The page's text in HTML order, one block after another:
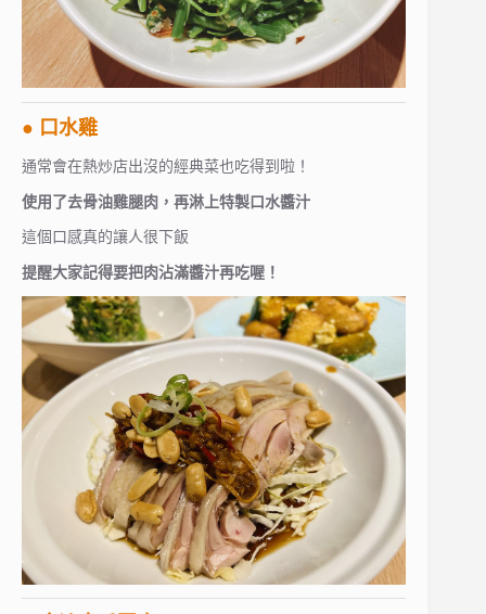
● 口水雞
通常會在熱炒店出沒的經典菜也吃得到啦！
使用了去骨油雞腿肉，再淋上特製口水醬汁
這個口感真的讓人很下飯
提醒大家記得要把肉沾滿醬汁再吃喔！